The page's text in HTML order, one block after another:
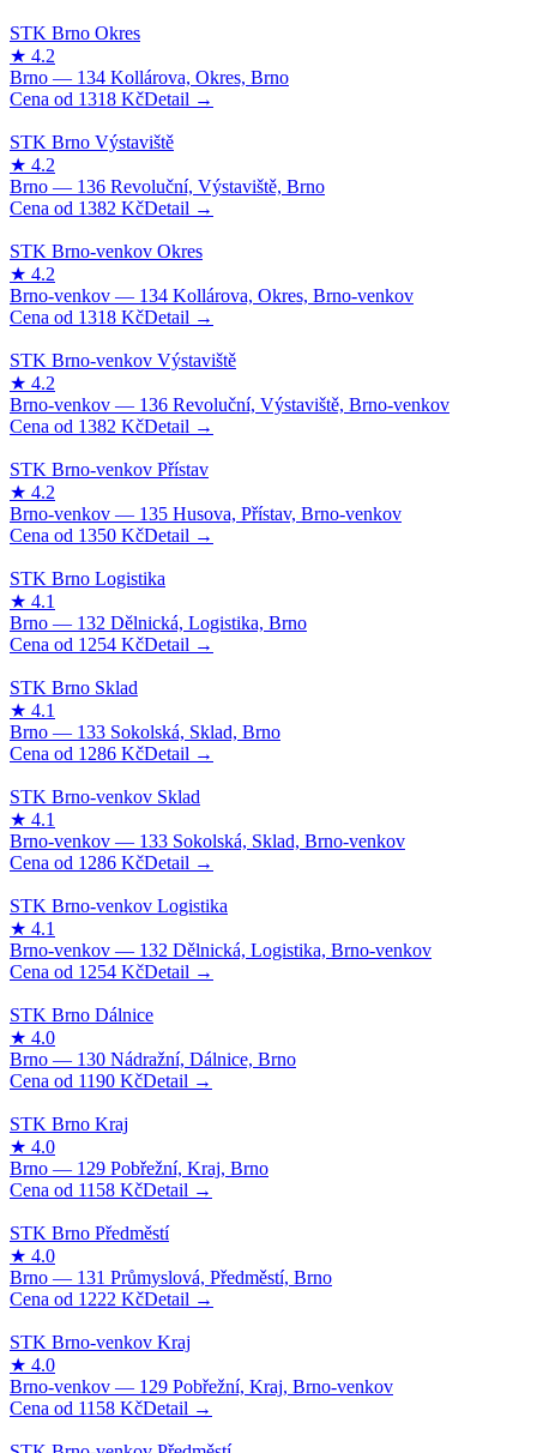
1318 Kč
1382 Kč
1318 Kč
1382 Kč
1350 Kč
1254 Kč
1286 Kč
1286 Kč
1254 Kč
1190 Kč
1158 Kč
1222 Kč
1158 Kč